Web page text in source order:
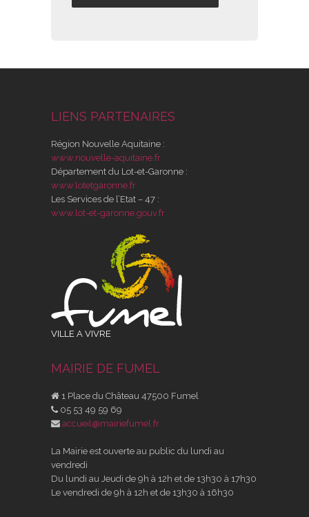
LIENS PARTENAIRES
Région Nouvelle Aquitaine :
www.nouvelle-aquitaine.fr
Département du Lot-et-Garonne :
www.lotetgaronne.fr
Les Services de l’Etat – 47 :
www.lot-et-garonne.gouv.fr
VILLE A VIVRE
MAIRIE DE FUMEL
1 Place du Château 47500 Fumel
05 53 49 59 69
accueil@mairiefumel.fr
La Mairie est ouverte au public du lundi au
vendredi
Du lundi au Jeudi de 9h à 12h et de 13h30 à 17h30
Le vendredi de 9h à 12h et de 13h30 à 16h30